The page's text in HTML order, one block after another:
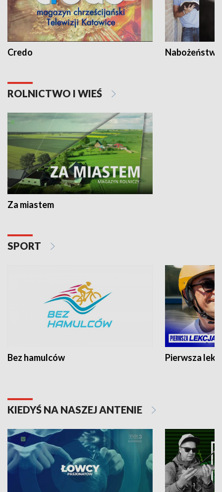
Credo
ROLNICTWO I WIEŚ
Za miastem
SPORT
Bez hamulców Pierwsza
KIEDYŚ NA NASZEJ ANTENIE